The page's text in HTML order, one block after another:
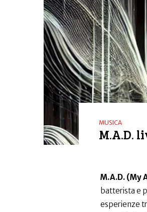
MUSICA
M.A.D.
M.A.D. (My
batterista e
esperienze